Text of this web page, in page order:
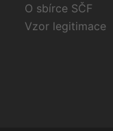
O sbírce SČF
Vzor legitimace